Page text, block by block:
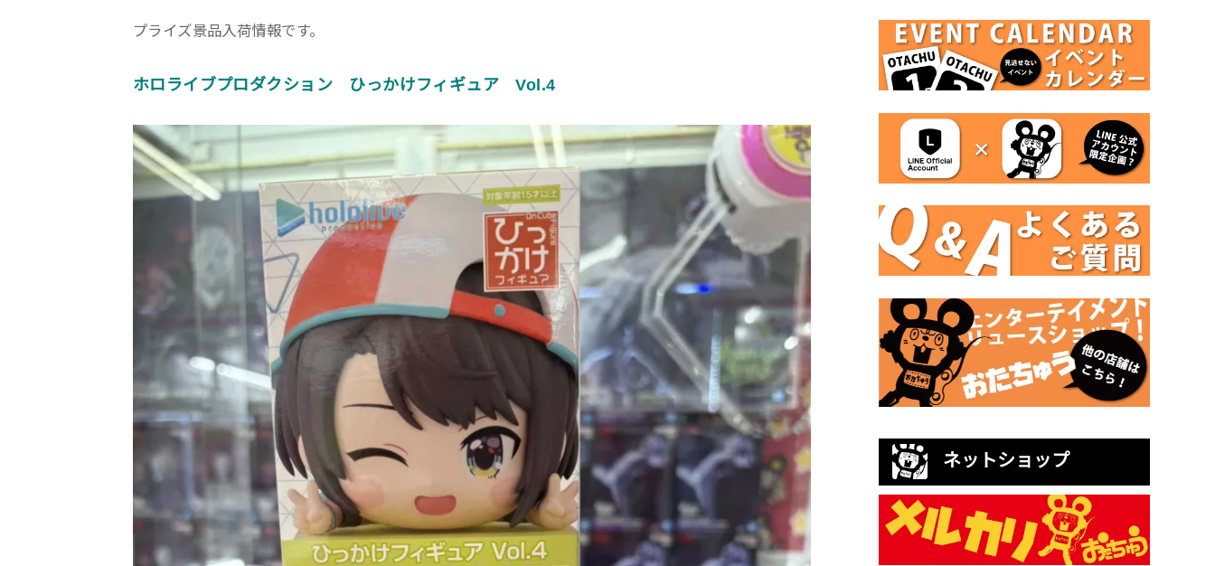
プライズ景品入荷情報です。
ホロライブプロダクション ひっかけフィギュア Vol.4
ネットショップ